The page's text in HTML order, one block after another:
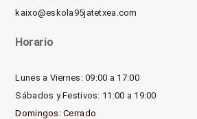
kaixo@eskola95jatetxea.com
Horario
Lunes a Viernes: 09:00 a 17:00
Sábados y Festivos: 11:00 a 19:00
Domingos: Cerrado